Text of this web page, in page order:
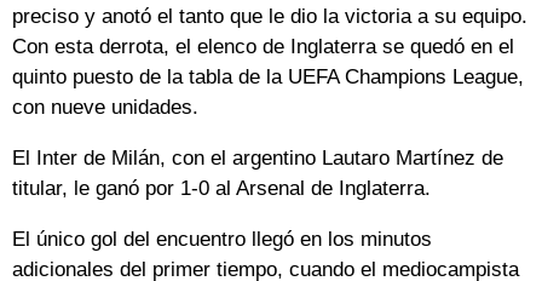
preciso y anotó el tanto que le dio la victoria a su equipo.
Con esta derrota, el elenco de Inglaterra se quedó en el
quinto puesto de la tabla de la UEFA Champions League,
con nueve unidades.
El Inter de Milán, con el argentino Lautaro Martínez de
titular, le ganó por 1-0 al Arsenal de Inglaterra.
El único gol del encuentro llegó en los minutos
adicionales del primer tiempo, cuando el mediocampista